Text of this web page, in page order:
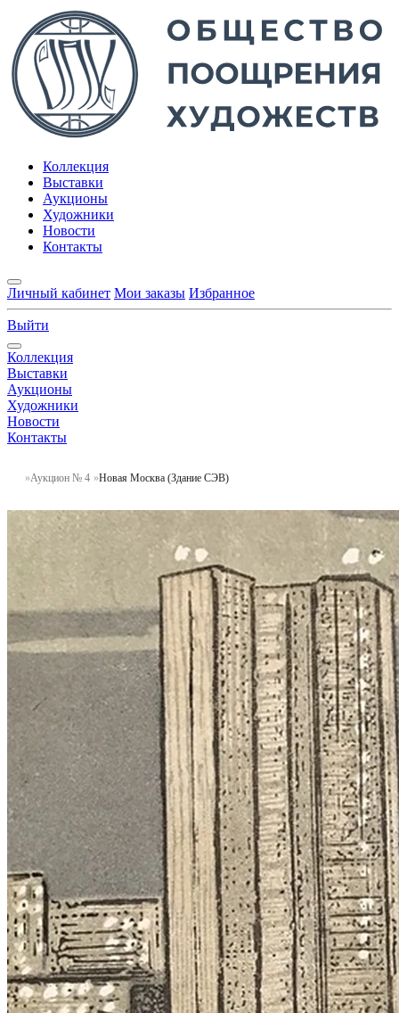
Коллекция
Выставки
Аукционы
Художники
Новости
Контакты
Личный кабинет Мои заказы Избранное
Выйти
Коллекция
Выставки
Аукционы
Художники
Новости
Контакты
Аукцион № 4 Новая Москва (Здание СЭВ)